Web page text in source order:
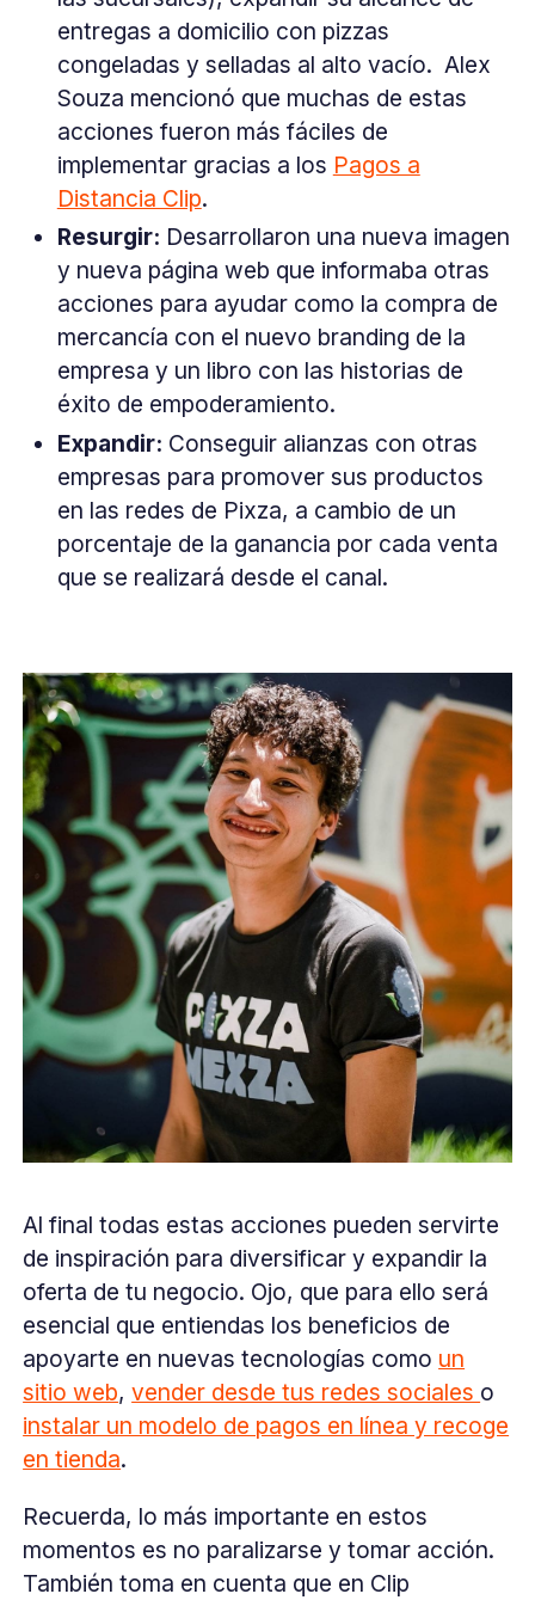
entregas a domicilio con pizzas
congeladas y selladas al alto vacío. Alex
Souza mencionó que muchas de estas
acciones fueron más fáciles de
implementar gracias a los Pagos a
Distancia Clip.
Resurgir: Desarrollaron una nueva imagen
y nueva página web que informaba otras
acciones para ayudar como la compra de
mercancía con el nuevo branding de la
empresa y un libro con las historias de
éxito de empoderamiento.
Expandir: Conseguir alianzas con otras
empresas para promover sus productos
en las redes de Pixza, a cambio de un
porcentaje de la ganancia por cada venta
que se realizará desde el canal.
Al final todas estas acciones pueden servirte
de inspiración para diversificar y expandir la
oferta de tu negocio. Ojo, que para ello será
esencial que entiendas los beneficios de
apoyarte en nuevas tecnologías como un
sitio web,vender desde tus redes sociales o
instalar un modelo de pagos en línea y recoge
en tienda.
Recuerda, lo más importante en estos
momentos es no paralizarse y tomar acción.
También toma en cuenta que en Clip